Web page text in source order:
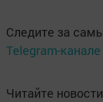
Следите за
Telegram-канале
Читайте